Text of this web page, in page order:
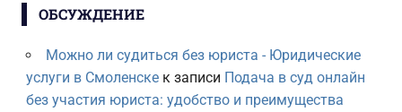
ОБСУЖДЕНИЕ
Можно ли судиться без юриста - Юридические
услуги в Смоленскек записи Подача в суд онлайн
без участия юриста: удобство и преимущества